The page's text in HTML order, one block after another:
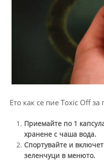
Ето как се пие Toxic Off
Приемайте по 1
хранене с чаша вода.
Спортувайте и
зеленчуци в менюто.